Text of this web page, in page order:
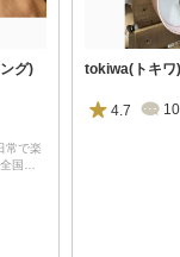
グ)
常で楽
全国…
tokiwa(トキワ)
4.7 10